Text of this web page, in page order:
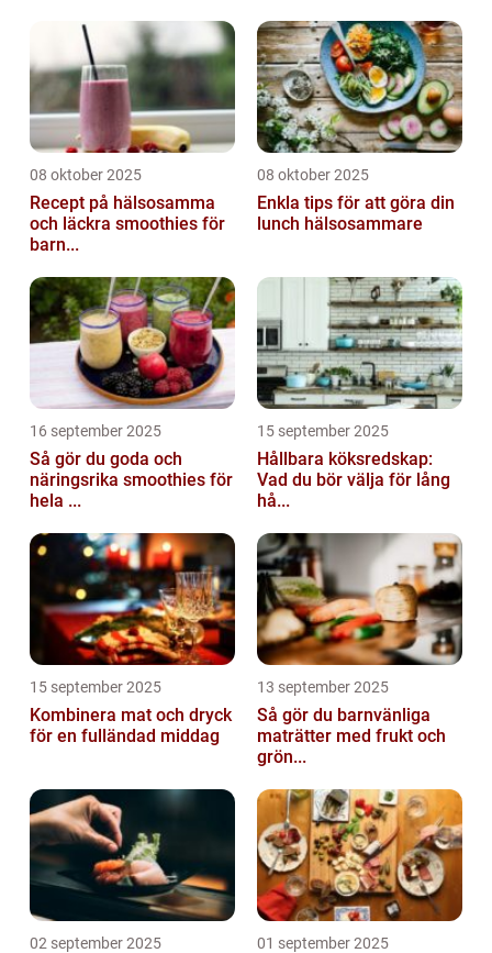
08 oktober 2025
Recept på hälsosamma
och läckra smoothies för
barn...
08 oktober 2025
Enkla tips för att göra din
lunch hälsosammare
16 september 2025
Så gör du goda och
näringsrika smoothies för
hela ...
15 september 2025
Hållbara köksredskap:
Vad du bör välja för lång
hå...
15 september 2025
Kombinera mat och dryck
för en fulländad middag
13 september 2025
Så gör du barnvänliga
maträtter med frukt och
grön...
02 september 2025 01 september 2025